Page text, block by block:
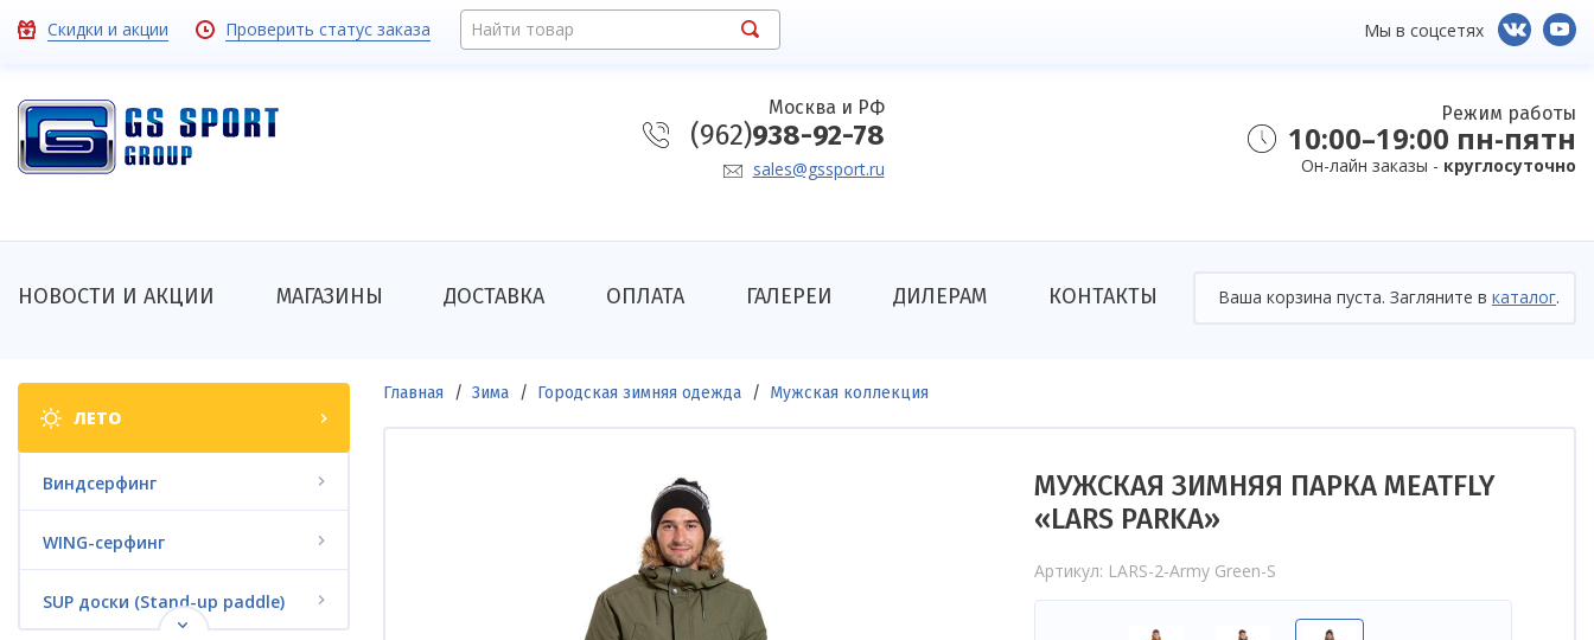
Toolbar
Скидки и акции Проверить статус заказа Найти товар Мы в соцсетях
Москва и РФ
(962)938-92-78
sales@gssport.ru
Режим работы
10:00–19:00 пн-пятн
Он-лайн заказы - круглосуточно
Основная
НОВОСТИ И АКЦИИ МАГАЗИНЫ ДОСТАВКА ОПЛАТА ГАЛЕРЕИ ДИЛЕРАМ КОНТАКТЫ Ваша корзина пуста. Загляните в каталог.
Shop
categories
ЛЕТО
Виндсерфинг
WING-серфинг
SUP доски (Stand-up paddle)
Строка
навигации
Главная Зима Городская зимняя одежда Мужская коллекция
МУЖСКАЯ ЗИМНЯЯ ПАРКА MEATFLY
«LARS PARKA»
Артикул LARS-2-Army Green-S